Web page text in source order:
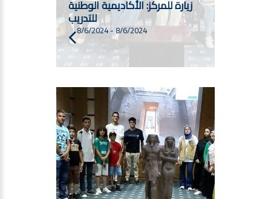
زيارة للمركز: الأكاديمية الوطنية
للتدريب
8/6/2024
-
8/6/2024